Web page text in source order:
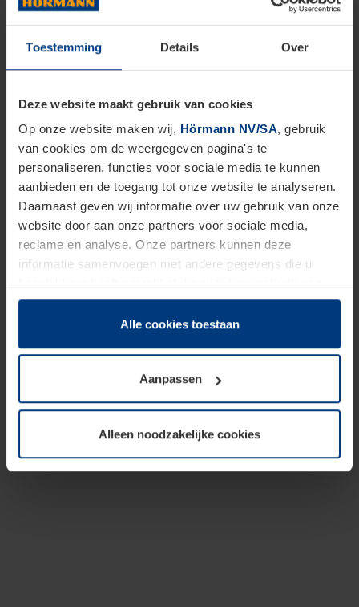
Toestemming Details Over
Deze website maakt gebruik van cookies
Op onze website maken wij, Hörmann NV/SA, gebruik
van cookies om de weergegeven pagina's te
personaliseren, functies voor sociale media te kunnen
aanbieden en de toegang tot onze website te analyseren.
Daarnaast geven wij informatie over uw gebruik van onze
website door aan onze partners voor sociale media,
reclame en analyse. Onze partners kunnen deze
informatie samenvoegen met andere gegevens die u
hun diensten hebben verzameld.
Juridisch hebben wij het recht om cookies op uw
van deze pagina's absoluut vereist is. Voor alle andere
soorten cookies is uw toestemming benodigd. Uw
toestemming kunt u op elk moment bij de uitleg van de
wijzigen of herroepen.
Alle cookies toestaan
Aanpassen
Alleen noodzakelijke cookies